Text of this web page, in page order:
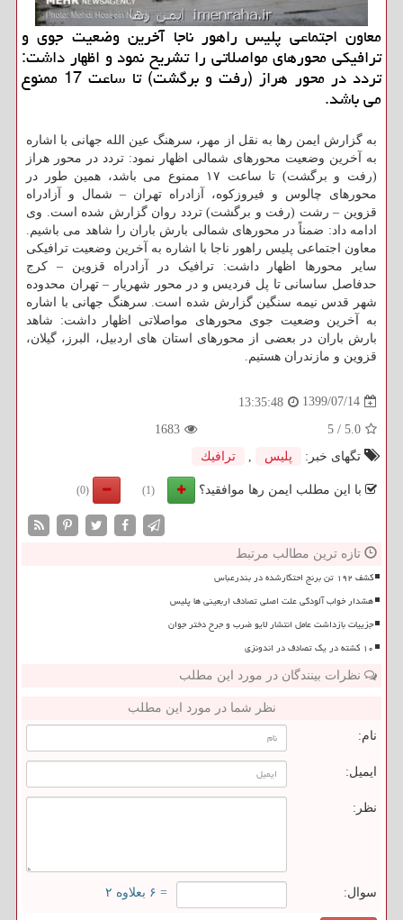
معاون اجتماعی پلیس راهور ناجا آخرین وضعیت جوی و
ترافیكی محورهای مواصلاتی را تشریح نمود و اظهار داشت:
تردد در محور هراز (رفت و برگشت) تا ساعت 17 ممنوع
می باشد.
به گزارش ایمن رها به نقل از مهر، سرهنگ عین الله جهانی با اشاره
به آخرین وضعیت محورهای شمالی اظهار نمود: تردد در محور هراز
(رفت و برگشت) تا ساعت ۱۷ ممنوع می باشد، همین طور در
محورهای چالوس و فیروزکوه، آزادراه تهران – شمال و آزادراه
قزوین – رشت (رفت و برگشت) تردد روان گزارش شده است. وی
ادامه داد: ضمناً در محورهای شمالی بارش باران را شاهد می باشیم.
معاون اجتماعی پلیس راهور ناجا با اشاره به آخرین وضعیت ترافیکی
سایر محورها اظهار داشت: ترافیک در آزادراه قزوین – کرج
حدفاصل ساسانی تا پل فردیس و در محور شهریار – تهران محدوده
شهر قدس نیمه سنگین گزارش شده است. سرهنگ جهانی با اشاره
به آخرین وضعیت جوی محورهای مواصلاتی اظهار داشت: شاهد
بارش باران در بعضی از محورهای استان های اردبیل، البرز، گیلان،
قزوین و مازندران هستیم.
1399/07/14
13:35:48
5.0
/
5
1683
تگهای خبر:
پلیس ترافیك
با این مطلب ایمن رها موافقید؟ (1)
(0)
تازه ترین مطالب مرتبط
کشف ۱۹۲ تن برنج احتکارشده در بندرعباس
هشدار خواب آلودگی علت اصلی تصادف اربعینی ها پلیس
جزییات بازداشت عامل انتشار لایو ضرب و جرح دختر جوان
۱۰ کشته در یک تصادف در اندونزی
نظرات بینندگان در مورد این مطلب
نظر شما در مورد این مطلب
نام:
ایمیل:
نظر:
سوال: = ۶ بعلاوه ۲